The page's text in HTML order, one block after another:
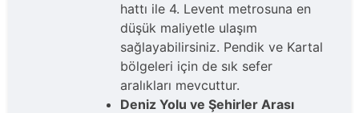
hattı ile 4. Levent metrosuna en
düşük maliyetle ulaşım
sağlayabilirsiniz. Pendik ve Kartal
bölgeleri için de sık sefer
aralıkları mevcuttur.
Deniz Yolu ve Şehirler Arası